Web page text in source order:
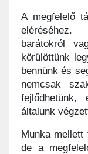
A megfelelő
barátokról
körülöttünk
bennünk és
nemcsak
fejlődhetünk,
általunk
Munka
de a